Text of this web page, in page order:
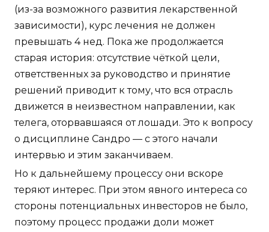
(из-за возможного развития лекарственной
зависимости), курс лечения не должен
превышать 4 нед. Пока же продолжается
старая история: отсутствие чёткой цели,
ответственных за руководство и принятие
решений приводит к тому, что вся отрасль
движется в неизвестном направлении, как
телега, оторвавшаяся от лошади. Это к вопросу
о дисциплине Сандро — с этого начали
интервью и этим заканчиваем.
Но к дальнейшему процессу они вскоре
теряют интерес. При этом явного интереса со
стороны потенциальных инвесторов не было,
поэтому процесс продажи доли может